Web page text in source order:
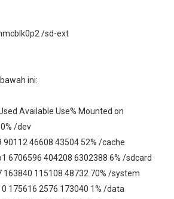
/sd-ext
ini:
Available Use% Mounted on
/dev
46608 43504 52% /cache
6706596 404208 6302388 6% /sdcard
115108 48732 70% /system
175616 2576 173040 1% /data